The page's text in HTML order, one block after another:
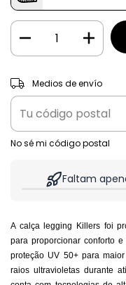
Entregas para el CP:
Medios de envío
No sé mi código postal
Faltam
A calça legging Killers foi
para proporcionar conforto
proteção UV 50+ para
raios ultravioletas durante